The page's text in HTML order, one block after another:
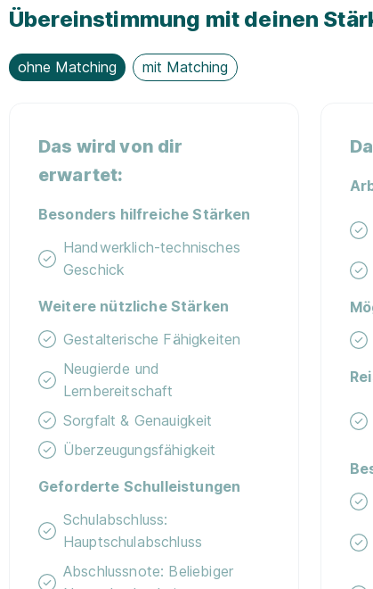
Übereinstimmung mit deinen
ohne Matching mit Matching
Das wird von dir
erwartet:
Besonders hilfreiche Stärken
Handwerklich-technisches
Geschick
Weitere nützliche Stärken
Gestalterische Fähigkeiten
Neugierde und
Lernbereitschaft
Sorgfalt & Genauigkeit
Überzeugungsfähigkeit
Geforderte Schulleistungen
Schulabschluss:
Hauptschulabschluss
Abschlussnote: Beliebiger